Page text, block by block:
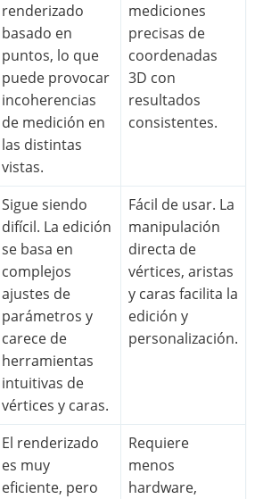
renderizado
basado en
puntos, lo que
puede provocar
incoherencias
de medición en
las distintas
vistas.
mediciones
precisas de
coordenadas
3D con
resultados
consistentes.
Sigue siendo
difícil. La edición
se basa en
complejos
ajustes de
parámetros y
carece de
herramientas
intuitivas de
vértices y caras.
Fácil de usar. La
manipulación
directa de
vértices, aristas
y caras facilita la
edición y
personalización.
El renderizado
es muy
eficiente, pero
Requiere
menos
hardware,